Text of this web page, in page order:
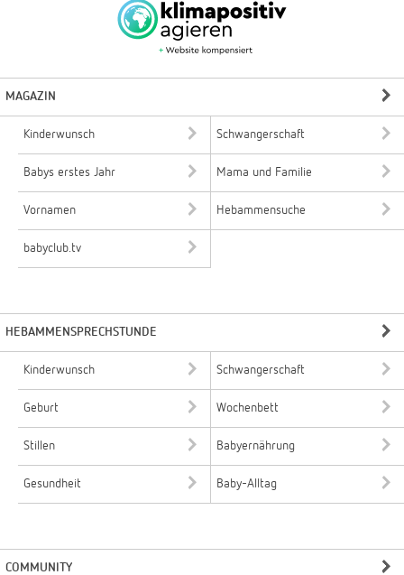
MAGAZIN
Kinderwunsch Schwangerschaft
Babys erstes Jahr Mama und Familie
Vornamen Hebammensuche
babyclub.tv
HEBAMMENSPRECHSTUNDE
Kinderwunsch Schwangerschaft
Geburt Wochenbett
Stillen Babyernährung
Gesundheit Baby-Alltag
COMMUNITY